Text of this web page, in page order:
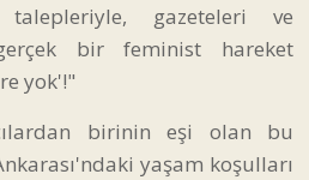
gazeteleri ve
bir feminist hareket
yok'!"
birinin eşi olan bu
yaşam koşulları